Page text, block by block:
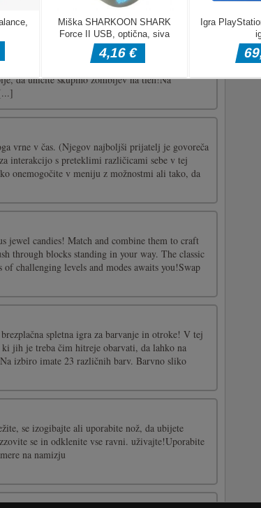
igra preživetja. Vaš lik bo streljal in znova
preživeli, močnejše zombije boste srečali. Ne
da uničite skupino zombijev na tleh!Na
vrne v čas. (Njegov najboljši prijatelj je govoreča
interakcijo s preteklimi različicami sebe v tej
onemogočite v meniju z možnostmi ali tako, da
jewel candies! Match and combine them to craft
through blocks standing in your way. The classic
challenging levels and modes awaits you!Swap
spletna igra za barvanje in otroke! V tej
jih je treba čim hitreje obarvati, da lahko na
izbiro imate 23 različnih barv. Barvno sliko
se izogibajte ali uporabite nož, da ubijete
se in odklenite vse ravni. uživajte!Uporabite
na namizju